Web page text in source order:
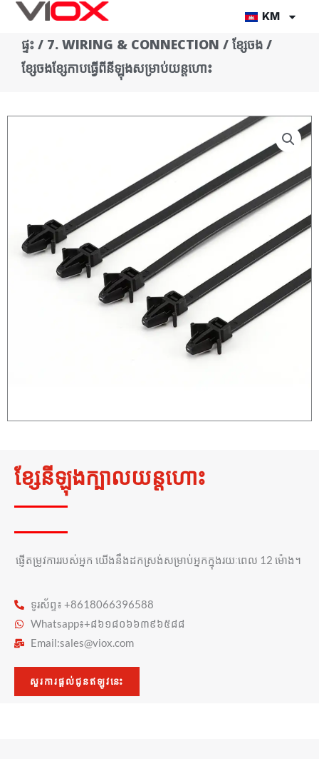
Skip
content
KM
ផ្ទះ / 7. WIRING & CONNECTION / ខ្សែចង /
ខ្សែចងខ្សែកាបធ្វើពីនីឡុងសម្រាប់យន្តហោះ
ខ្សែនីឡុងក្បាលយន្តហោះ
ផ្ញើតម្រូវការរបស់អ្នក យើងនឹងដកស្រង់សម្រាប់អ្នកក្នុងរយៈពេល 12 ម៉ោង។
ទូរស័ព្ទ៖ +8618066396588
Whatsapp៖+៨៦១៨០៦៦៣៩៦៥៨៨
Email:sales@viox.com
សួរការផ្តល់ជូនឥឡូវនេះ